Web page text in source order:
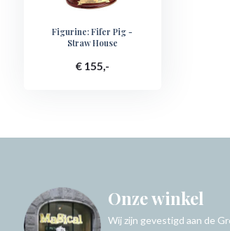
Figurine: Fifer Pig -
Straw House
€ 155,-
Onze winkel
Wij zijn gevestigd aan de